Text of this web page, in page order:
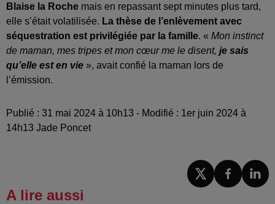
Blaise la Roche mais en repassant sept minutes plus tard,
elle s’était volatilisée. La thèse de l’enlèvement avec
séquestration est privilégiée par la famille. « Mon instinct
de maman, mes tripes et mon cœur me le disent, je sais
qu’elle est en vie », avait confié la maman lors de
l’émission.
Publié : 31 mai 2024 à 10h13 - Modifié : 1er juin 2024 à
14h13 Jade Poncet
A lire aussi